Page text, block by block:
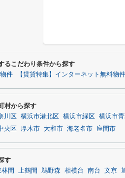
るこだわり条件から探す
件 【賃貸特集】インターネット無料物件
村から探す
川区 横浜市港北区 横浜市緑区 横浜市
央区 厚木市 大和市 海老名市 座間市
す
林間 上鶴間 鵜野森 相模台 南台 文京